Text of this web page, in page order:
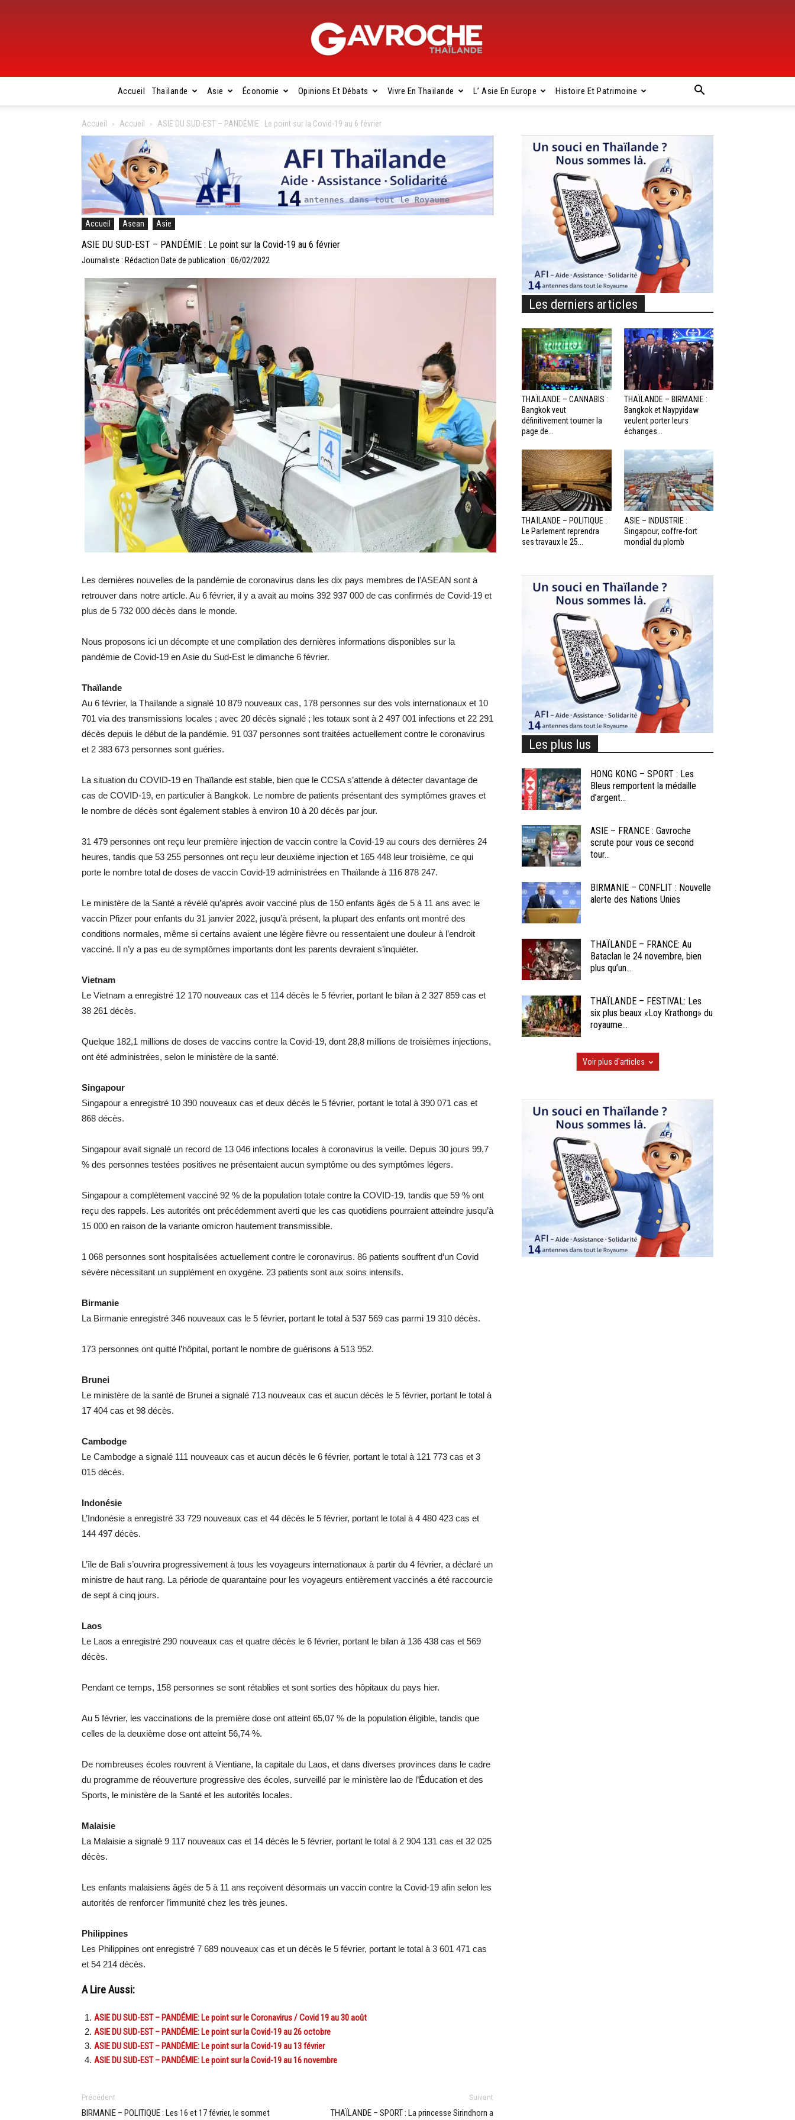
Gavroche
Thaïlande
Accueil Thaïlande Asie Économie Opinions Et Débats Vivre En Thaïlande L’ Asie En Europe Histoire Et Patrimoine
Accueil Accueil ASIE DU SUD-EST – PANDÉMIE : Le point sur la Covid-19 au 6 février
Accueil Asean Asie
ASIE DU SUD-EST – PANDÉMIE : Le point sur la Covid-19 au 6 février
Journaliste : Rédaction Date de publication : 06/02/2022
Les dernières nouvelles de la pandémie de coronavirus dans les dix pays membres de l’ASEAN sont à
retrouver dans notre article. Au 6 février, il y a avait au moins 392 937 000 de cas confirmés de Covid-19 et
plus de 5 732 000 décès dans le monde.
Nous proposons ici un décompte et une compilation des dernières informations disponibles sur la
pandémie de Covid-19 en Asie du Sud-Est le dimanche 6 février.
Thaïlande
Au 6 février, la Thaïlande a signalé 10 879 nouveaux cas, 178 personnes sur des vols internationaux et 10
701 via des transmissions locales ; avec 20 décès signalé ; les totaux sont à 2 497 001 infections et 22 291
décès depuis le début de la pandémie. 91 037 personnes sont traitées actuellement contre le coronavirus
et 2 383 673 personnes sont guéries.
La situation du COVID-19 en Thaïlande est stable, bien que le CCSA s’attende à détecter davantage de
cas de COVID-19, en particulier à Bangkok. Le nombre de patients présentant des symptômes graves et
le nombre de décès sont également stables à environ 10 à 20 décès par jour.
31 479 personnes ont reçu leur première injection de vaccin contre la Covid-19 au cours des dernières 24
heures, tandis que 53 255 personnes ont reçu leur deuxième injection et 165 448 leur troisième, ce qui
porte le nombre total de doses de vaccin Covid-19 administrées en Thaïlande à 116 878 247.
Le ministère de la Santé a révélé qu’après avoir vacciné plus de 150 enfants âgés de 5 à 11 ans avec le
vaccin Pfizer pour enfants du 31 janvier 2022, jusqu’à présent, la plupart des enfants ont montré des
conditions normales, même si certains avaient une légère fièvre ou ressentaient une douleur à l’endroit
vacciné. Il n’y a pas eu de symptômes importants dont les parents devraient s’inquiéter.
Vietnam
Le Vietnam a enregistré 12 170 nouveaux cas et 114 décès le 5 février, portant le bilan à 2 327 859 cas et
38 261 décès.
Quelque 182,1 millions de doses de vaccins contre la Covid-19, dont 28,8 millions de troisièmes injections,
ont été administrées, selon le ministère de la santé.
Singapour
Singapour a enregistré 10 390 nouveaux cas et deux décès le 5 février, portant le total à 390 071 cas et
868 décès.
Singapour avait signalé un record de 13 046 infections locales à coronavirus la veille. Depuis 30 jours 99,7
% des personnes testées positives ne présentaient aucun symptôme ou des symptômes légers.
Singapour a complètement vacciné 92 % de la population totale contre la COVID-19, tandis que 59 % ont
reçu des rappels. Les autorités ont précédemment averti que les cas quotidiens pourraient atteindre jusqu’à
15 000 en raison de la variante omicron hautement transmissible.
1 068 personnes sont hospitalisées actuellement contre le coronavirus. 86 patients souffrent d’un Covid
sévère nécessitant un supplément en oxygène. 23 patients sont aux soins intensifs.
Birmanie
La Birmanie enregistré 346 nouveaux cas le 5 février, portant le total à 537 569 cas parmi 19 310 décès.
173 personnes ont quitté l’hôpital, portant le nombre de guérisons à 513 952.
Brunei
Le ministère de la santé de Brunei a signalé 713 nouveaux cas et aucun décès le 5 février, portant le total à
17 404 cas et 98 décès.
Cambodge
Le Cambodge a signalé 111 nouveaux cas et aucun décès le 6 février, portant le total à 121 773 cas et 3
015 décès.
Indonésie
L’Indonésie a enregistré 33 729 nouveaux cas et 44 décès le 5 février, portant le total à 4 480 423 cas et
144 497 décès.
L’île de Bali s’ouvrira progressivement à tous les voyageurs internationaux à partir du 4 février, a déclaré un
ministre de haut rang. La période de quarantaine pour les voyageurs entièrement vaccinés a été raccourcie
de sept à cinq jours.
Laos
Le Laos a enregistré 290 nouveaux cas et quatre décès le 6 février, portant le bilan à 136 438 cas et 569
décès.
Pendant ce temps, 158 personnes se sont rétablies et sont sorties des hôpitaux du pays hier.
Au 5 février, les vaccinations de la première dose ont atteint 65,07 % de la population éligible, tandis que
celles de la deuxième dose ont atteint 56,74 %.
De nombreuses écoles rouvrent à Vientiane, la capitale du Laos, et dans diverses provinces dans le cadre
du programme de réouverture progressive des écoles, surveillé par le ministère lao de l’Éducation et des
Sports, le ministère de la Santé et les autorités locales.
Malaisie
La Malaisie a signalé 9 117 nouveaux cas et 14 décès le 5 février, portant le total à 2 904 131 cas et 32 025
décès.
Les enfants malaisiens âgés de 5 à 11 ans reçoivent désormais un vaccin contre la Covid-19 afin selon les
autorités de renforcer l’immunité chez les très jeunes.
Philippines
Les Philippines ont enregistré 7 689 nouveaux cas et un décès le 5 février, portant le total à 3 601 471 cas
et 54 214 décès.
A Lire Aussi:
ASIE DU SUD-EST – PANDÉMIE: Le point sur le Coronavirus / Covid 19 au 30 août
ASIE DU SUD-EST – PANDÉMIE: Le point sur la Covid-19 au 26 octobre
ASIE DU SUD-EST – PANDÉMIE: Le point sur la Covid-19 au 13 février
ASIE DU SUD-EST – PANDÉMIE: Le point sur la Covid-19 au 16 novembre
Précédent
BIRMANIE – POLITIQUE : Les 16 et 17 février, le sommet
Suivant
THAÏLANDE – SPORT : La princesse Sirindhorn a
Les derniers articles
THAÏLANDE – CANNABIS :
Bangkok veut
définitivement tourner la
page de...
THAÏLANDE – BIRMANIE :
Bangkok et Naypyidaw
veulent porter leurs
échanges...
THAÏLANDE – POLITIQUE :
Le Parlement reprendra
ses travaux le 25...
ASIE – INDUSTRIE :
Singapour, coffre-fort
mondial du plomb
Les plus lus
HONG KONG – SPORT : Les
Bleus remportent la médaille
d’argent...
ASIE – FRANCE : Gavroche
scrute pour vous ce second
tour...
BIRMANIE – CONFLIT : Nouvelle
alerte des Nations Unies
THAÏLANDE – FRANCE: Au
Bataclan le 24 novembre, bien
plus qu’un...
THAÏLANDE – FESTIVAL: Les
six plus beaux «Loy Krathong» du
royaume...
Voir plus d'articles